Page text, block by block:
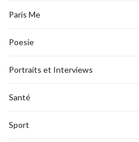
Paris Me
Poesie
Portraits et Interviews
Santé
Sport